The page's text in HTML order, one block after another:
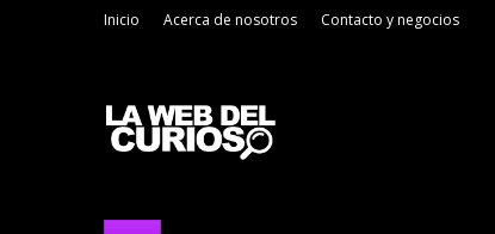
Inicio Acerca de nosotros Contacto y negocios